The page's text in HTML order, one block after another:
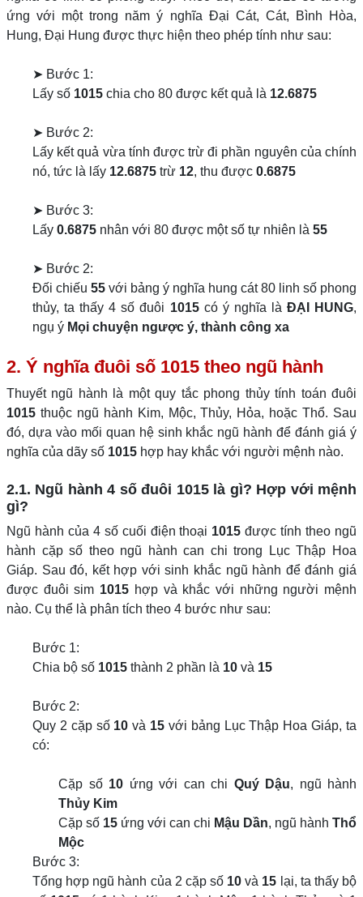
ứng với một trong năm ý nghĩa Đại Cát, Cát, Bình Hòa,
Hung, Đại Hung được thực hiện theo phép tính như sau:
➤ Bước 1:
Lấy số 1015 chia cho 80 được kết quả là 12.6875
➤ Bước 2:
Lấy kết quả vừa tính được trừ đi phần nguyên của chính
nó, tức là lấy 12.6875 trừ 12, thu được 0.6875
➤ Bước 3:
Lấy 0.6875 nhân với 80 được một số tự nhiên là 55
➤ Bước 2:
Đối chiếu 55 với bảng ý nghĩa hung cát 80 linh số phong
thủy, ta thấy 4 số đuôi 1015có ý nghĩa là ĐẠI HUNG,
ngụ ý Mọi chuyện ngược ý, thành công xa
2. Ý nghĩa đuôi số 1015 theo ngũ hành
Thuyết ngũ hành là một quy tắc phong thủy tính toán đuôi
1015 thuộc ngũ hành Kim, Mộc, Thủy, Hỏa, hoặc Thổ. Sau
đó, dựa vào mối quan hệ sinh khắc ngũ hành để đánh giá ý
nghĩa của dãy số 1015 hợp hay khắc với người mệnh nào.
2.1. Ngũ hành 4 số đuôi 1015 là gì? Hợp với mệnh
gì?
Ngũ hành của 4 số cuối điện thoại 1015 được tính theo ngũ
hành cặp số theo ngũ hành can chi trong Lục Thập Hoa
Giáp. Sau đó, kết hợp với sinh khắc ngũ hành để đánh giá
được đuôi sim 1015 hợp và khắc với những người mệnh
nào. Cụ thể là phân tích theo 4 bước như sau:
Bước 1:
Chia bộ số 1015 thành 2 phần là 10 và 15
Bước 2:
Quy 2 cặp số 10 và 15 với bảng Lục Thập Hoa Giáp, ta
có:
Cặp số 10 ứng với can chi Quý Dậu, ngũ hành
Thủy Kim
Cặp số 15 ứng với can chi Mậu Dần, ngũ hành Thổ
Mộc
Bước 3:
Tổng hợp ngũ hành của 2 cặp số 10 và 15 lại, ta thấy bộ